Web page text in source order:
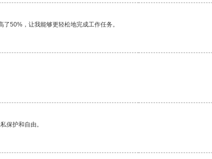
50%，让我能够更轻松地完成工作任务。
保护和自由。